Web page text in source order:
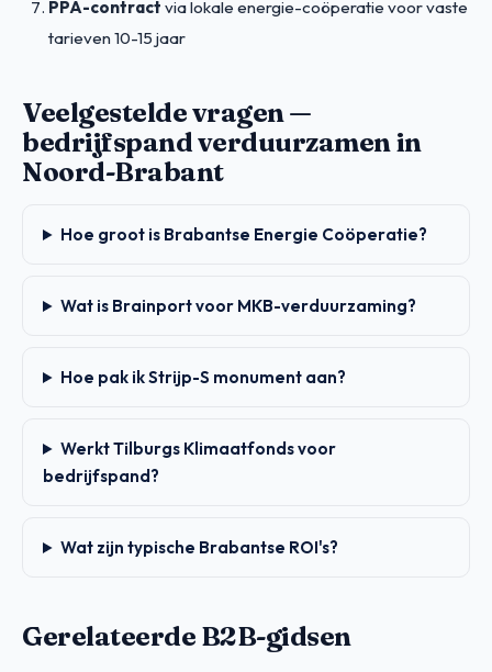
PPA-contract via lokale energie-coöperatie voor vaste
tarieven 10-15 jaar
Veelgestelde vragen —
bedrijfspand verduurzamen in
Noord-Brabant
Hoe groot is Brabantse Energie Coöperatie?
Wat is Brainport voor MKB-verduurzaming?
Hoe pak ik Strijp-S monument aan?
Werkt Tilburgs Klimaatfonds voor
bedrijfspand?
Wat zijn typische Brabantse ROI's?
Gerelateerde B2B-gidsen